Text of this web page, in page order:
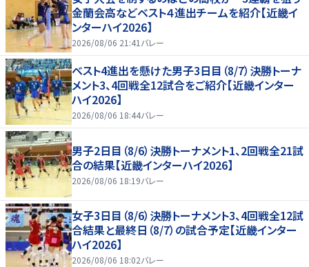
金蘭会高などベスト４進出チームを紹介【近畿イ
ンターハイ2026】
2026/08/06 21:41 バレー
ベスト4進出を懸けた男子3日目（8/7）決勝トーナ
メント3、4回戦全12試合をご紹介【近畿インター
ハイ2026】
2026/08/06 18:44バレー
男子2日目（8/6）決勝トーナメント1、2回戦全21試
合の結果【近畿インターハイ2026】
2026/08/06 18:19バレー
女子3日目（8/6）決勝トーナメント3、4回戦全12試
合結果と最終日（8/7）の試合予定【近畿インター
ハイ2026】
2026/08/06 18:02バレー